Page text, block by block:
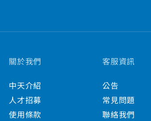
關於我們
中天介紹
人才招募
使用條款
客服資訊
公告
常見問題
聯絡我們